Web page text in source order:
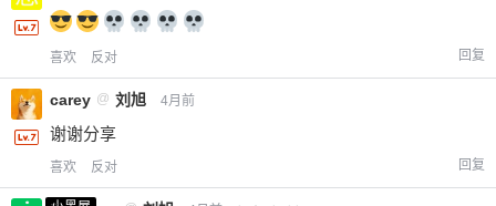
喜欢 反对 回复
carey @ 刘旭 4月前
谢谢分享
喜欢 反对 回复